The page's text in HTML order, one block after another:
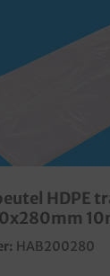
HDPE
HAB200280